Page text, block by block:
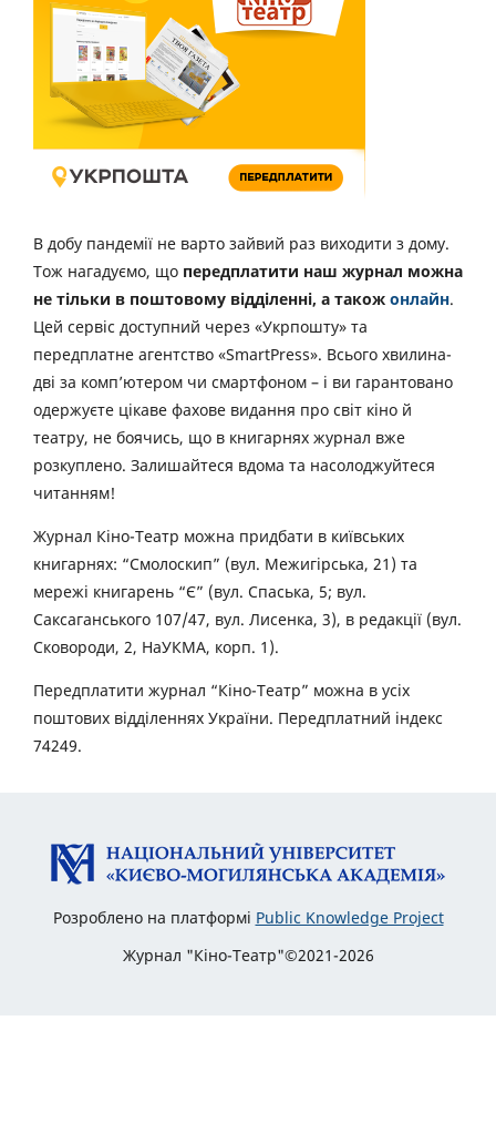
В добу пандемії не варто зайвий раз виходити з дому.
Тож нагадуємо, що передплатити наш журнал можна
не тільки в поштовому відділенні, а також онлайн.
Цей сервіс доступний через «Укрпошту» та
передплатне агентство «SmartPress». Всього хвилина-
дві за комп’ютером чи смартфоном – і ви гарантовано
одержуєте цікаве фахове видання про світ кіно й
театру, не боячись, що в книгарнях журнал вже
розкуплено. Залишайтеся вдома та насолоджуйтеся
читанням!
Журнал Кіно-Театр можна придбати в київських
книгарнях: “Смолоскип” (вул. Межигірська, 21) та
мережі книгарень “Є” (вул. Спаська, 5; вул.
Саксаганського 107/47, вул. Лисенка, 3), в редакції (вул.
Сковороди, 2, НаУКМА, корп. 1).
Передплатити журнал “Кіно-Театр” можна в усіх
поштових відділеннях України. Передплатний індекс
74249.
Розроблено на платформі Public Knowledge Project
Журнал "Кіно-Театр"©2021-2026